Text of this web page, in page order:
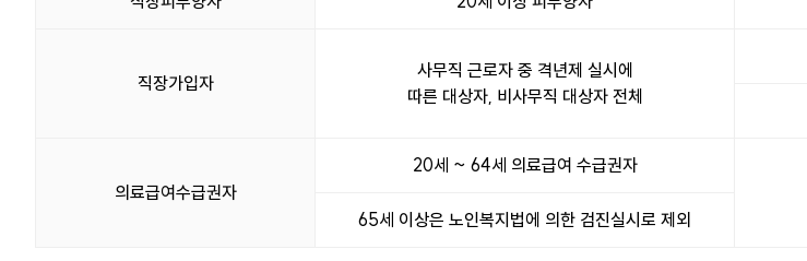
직장가입자
사무직 근로자 중 격년제 실시에
따른 대상자, 비사무직 대상자 전체
의료급여수급권자
20세 ~ 64세 의료급여 수급권자
65세 이상은 노인복지법에 의한 검진실시로 제외